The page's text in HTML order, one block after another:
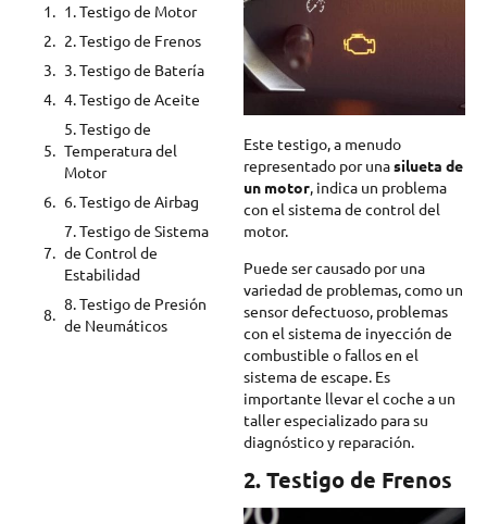
Este testigo, a menudo
representado por unasilueta de
un motor, indica un problema
con el sistema de control del
motor.
Puede ser causado por una
variedad de problemas, como un
sensor defectuoso, problemas
con el sistema de inyección de
combustible o fallos en el
sistema de escape. Es
importante llevar el coche a un
taller especializado para su
diagnóstico y reparación.
2. Testigo de Frenos
1. Testigo de Motor
2. Testigo de Frenos
3. Testigo de Batería
4. Testigo de Aceite
5. Testigo de
Temperatura del
Motor
6. Testigo de Airbag
7. Testigo de Sistema
de Control de
Estabilidad
8. Testigo de Presión
de Neumáticos